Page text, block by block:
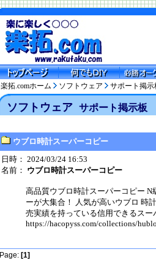
楽拓.comホーム ソフトウェア サポート掲示
ソフトウェア サポート掲示板
ウブロ時計スーパーコピー
日時： 2024/03/24 16:53
名前： ウブロ時計スーパーコピー
高品質ウブロ時計スーパーコピー N
ーが大集合！ 人気が高いウブロ 時
売実績を持っている信用できるスー
https://hacopyss.com/collections/
Page: [1]